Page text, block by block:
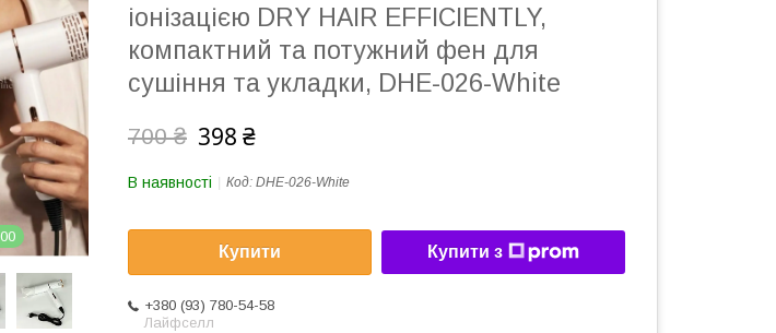
00
іонізацією DRY HAIR EFFICIENTLY,
компактний та потужний фен для
сушіння та укладки, DHE-026-White
700 ₴ 398 ₴
В наявності Код: DHE-026-White
Купити Купити з
+380 (93) 780-54-58
Лайфселл